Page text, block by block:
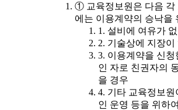
① 교육정보원은 다음 각
에는 이용계약의 승낙을
1. 설비에 여유가
2. 기술상에 지장이
3. 이용계약을 신
인 자로 친권자의
을 경우
4. 기타 교육정보
인 운영 등을 위하